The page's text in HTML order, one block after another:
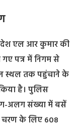
एल आर कुमार की
पत्र में निगम से
स्थल तक पहुंचाने के
है। पुलिस
अलग संख्या में बसें
चरण के लिए 608